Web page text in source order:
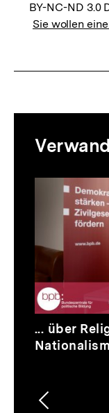
BY-NC-ND 3.0
Sie wollen
zur
Video
Dauer
6
... über